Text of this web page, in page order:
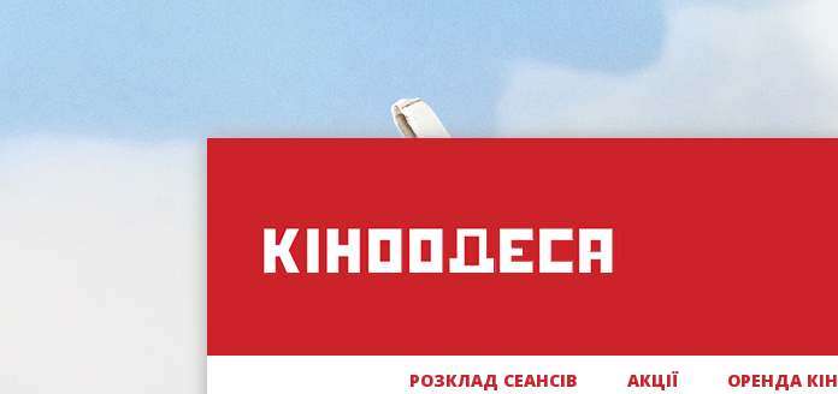
РОЗКЛАД СЕАНСІВ АКЦІЇ ОРЕНДА